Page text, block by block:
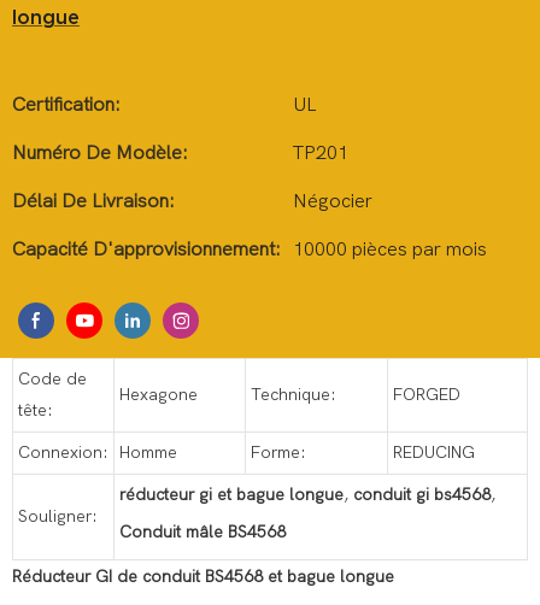
longue
Certification: UL
Numéro De Modèle: TP201
Délai De Livraison: Négocier
Capacité D'approvisionnement: 10000 pièces par mois
Code de
tête:
Hexagone Technique: FORGED
Connexion: Homme Forme: REDUCING
Souligner:
réducteur gi et bague longue, conduit gi bs4568,
Conduit mâle BS4568
Réducteur GI de conduit BS4568 et bague longue